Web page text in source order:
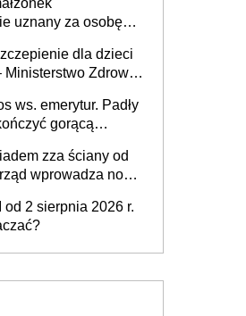
uznany za osobę
dla dzieci
Ministerstwo Zdrowia
ws. emerytur. Padły
gorącą
zza ściany od
wprowadza nowe
2 sierpnia 2026 r.